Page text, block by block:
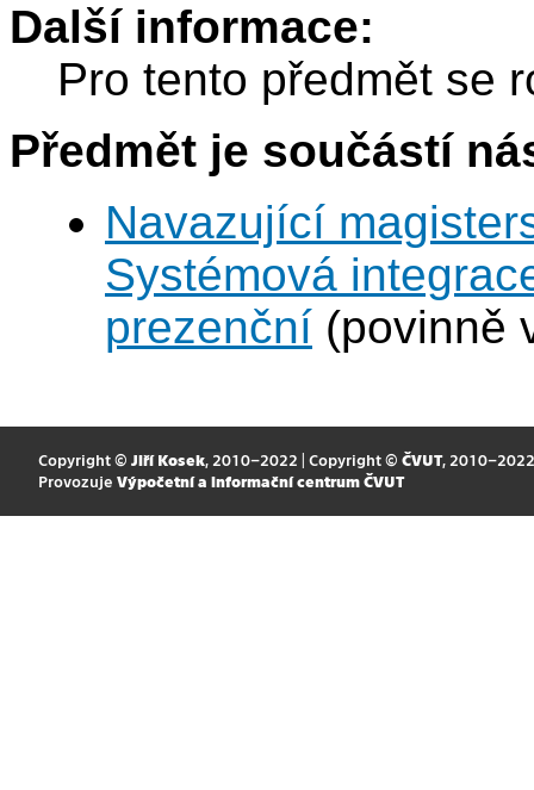
Další informace:
Pro tento předmět se
Předmět je součástí
Navazující
Systémová
prezenční (povinně
Copyright © Jiří Kosek, 2010–2022 | Copyright © ČVUT, 2010–2022
Provozuje Výpočetní a informační centrum ČVUT